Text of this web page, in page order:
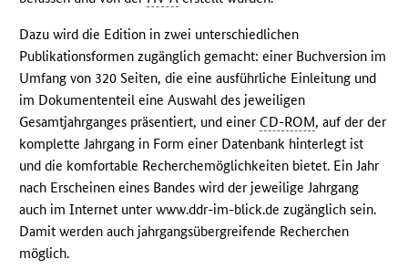
Dazu wird die Edition in zwei unterschiedlichen
Publikationsformen zugänglich gemacht: einer Buchversion im
Umfang von 320 Seiten, die eine ausführliche Einleitung und
im Dokumententeil eine Auswahl des jeweiligen
Gesamtjahrganges präsentiert, und einer CD-ROM, auf der der
komplette Jahrgang in Form einer Datenbank hinterlegt ist
und die komfortable Recherchemöglichkeiten bietet. Ein Jahr
nach Erscheinen eines Bandes wird der jeweilige Jahrgang
auch im Internet unter www.ddr-im-blick.de zugänglich sein.
Damit werden auch jahrgangsübergreifende Recherchen
möglich.